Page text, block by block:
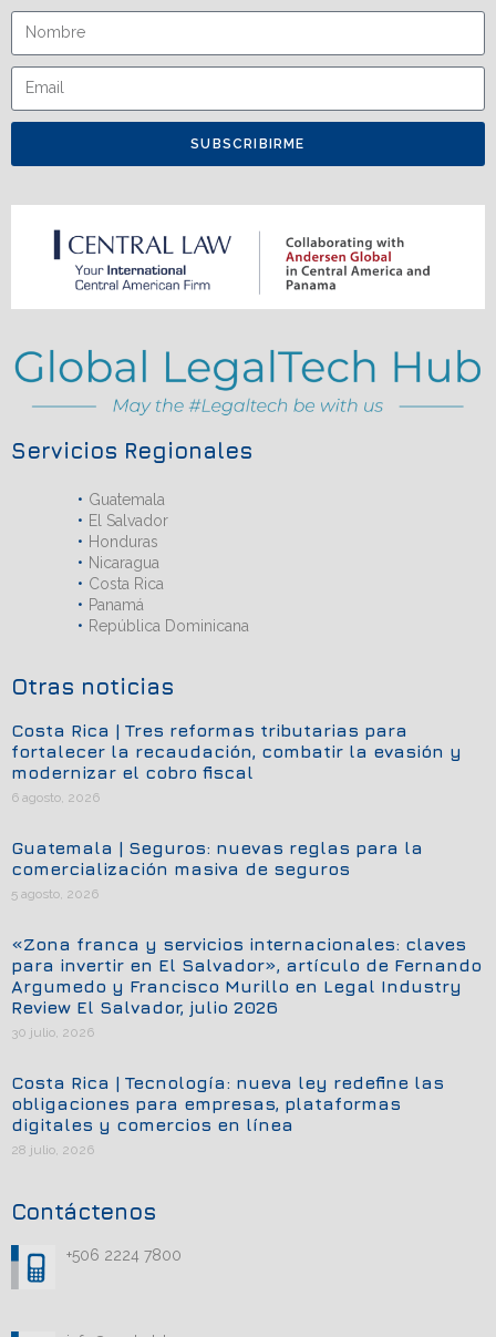
SUBSCRIBIRME
Servicios Regionales
Guatemala
El Salvador
Honduras
Nicaragua
Costa Rica
Panamá
República Dominicana
Otras noticias
Costa Rica | Tres reformas tributarias para
fortalecer la recaudación, combatir la evasión y
modernizar el cobro fiscal
6 agosto, 2026
Guatemala | Seguros: nuevas reglas para la
comercialización masiva de seguros
5 agosto, 2026
«Zona franca y servicios internacionales: claves
para invertir en El Salvador», artículo de Fernando
Argumedo y Francisco Murillo en Legal Industry
Review El Salvador, julio 2026
30 julio, 2026
Costa Rica | Tecnología: nueva ley redefine las
obligaciones para empresas, plataformas
digitales y comercios en línea
28 julio, 2026
Contáctenos
+506 2224 7800